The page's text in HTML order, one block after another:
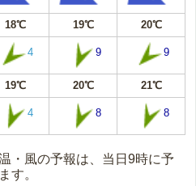
18℃ 19℃ 20℃
4 9 9
19℃ 20℃ 21℃
4 8 8
・風の予報は、当日9時に予
す。